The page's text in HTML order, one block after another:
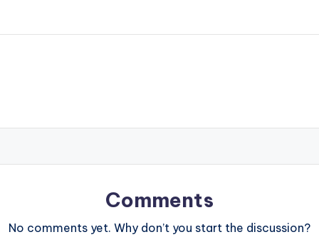
Comments
No comments yet. Why don’t you start the discussion?